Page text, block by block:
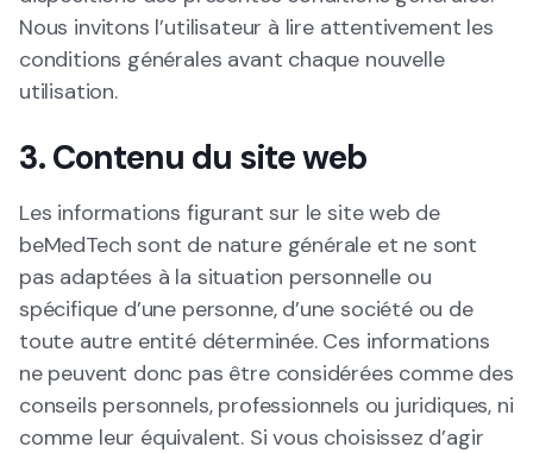
Nous invitons l’utilisateur à lire attentivement les
conditions générales avant chaque nouvelle
utilisation.
3. Contenu du site web
Les informations figurant sur le site web de
beMedTech sont de nature générale et ne sont
pas adaptées à la situation personnelle ou
spécifique d’une personne, d’une société ou de
toute autre entité déterminée. Ces informations
ne peuvent donc pas être considérées comme des
conseils personnels, professionnels ou juridiques, ni
comme leur équivalent. Si vous choisissez d’agir